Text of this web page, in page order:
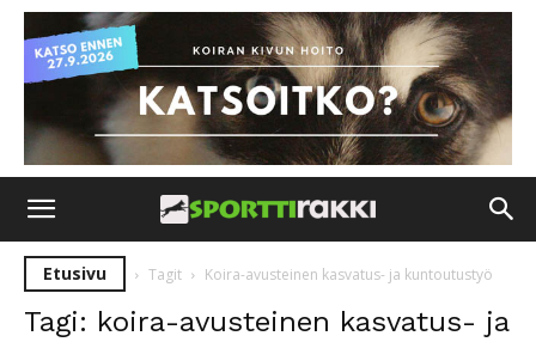
Etusivu Tagit Koira-avusteinen kasvatus- ja kuntoutustyö
Tagi: koira-avusteinen kasvatus- ja